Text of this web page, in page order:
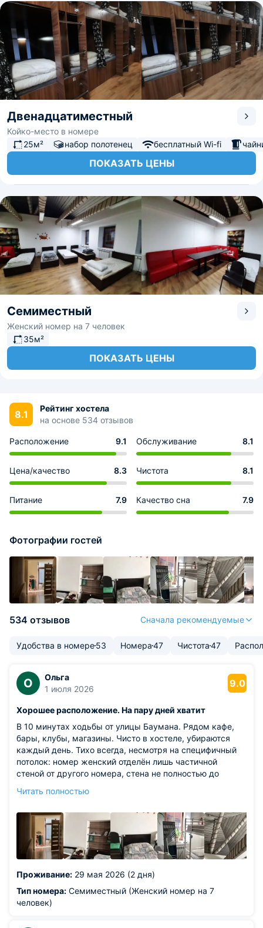
Двенадцатиместный
Койко-место в номере
25м²
набор полотенец бесплатный Wi-fi
ПОКАЗАТЬ ЦЕНЫ
Семиместный
Женский номер на 7 человек
35м²
ПОКАЗАТЬ ЦЕНЫ
8.1
Рейтинг хостела
на основе 534 отзывов
Расположение 9.1 Обслуживание 8.1
Цена/качество 8.3 Чистота 8.1
Питание 7.9 Качество сна 7.9
Фотографии гостей
534 отзывов Сначала рекомендуемые
Удобства в номере53 Номера47 Чистота47
О
Ольга
1 июля 2026
9.0
Хорошее расположение. На пару дней хватит
В 10 минутах ходьбы от улицы Баумана. Рядом кафе,
бары, клубы, магазины. Чисто в хостеле, убираются
каждый день. Тихо всегда, несмотря на специфичный
потолок: номер женский отделён лишь частичной
стеной от другого номера, стена не полностью до
душевая и туалет на каждый этаж, удивительно, что не
Из недостатков: посуды какой-то не хватает на кухне:
ложек чайных, кружки некоторые уже разве что
выбросить. Чай в пакетиках и сахар хотелось бы на
кухне, как и в большинстве хостелов - базовая
совсем совпадает с кроватью, да и вид не самый
привлекательный. Подушки и одеяла «уставшие» и явно
пора менять на новые.
Читать полностью
Проживание: 29 мая 2026 (2 дня)
Тип номера: Семиместный (Женский номер на 7
человек)